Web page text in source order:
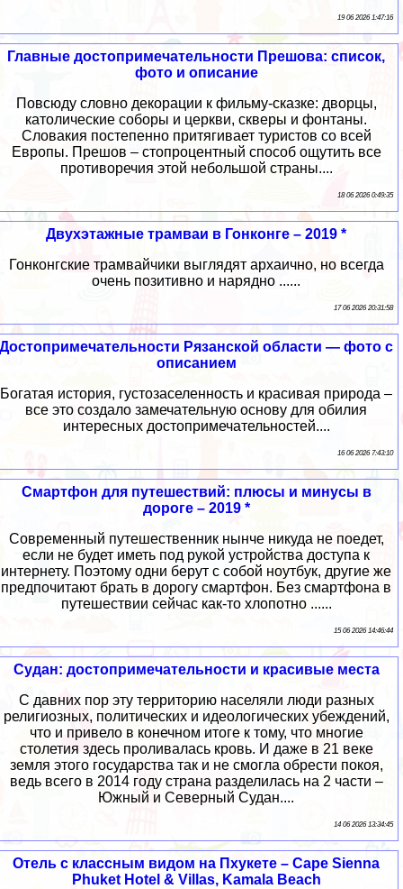
19 06 2026 1:47:16
Главные достопримечательности Прешова: список,
фото и описание
Повсюду словно декорации к фильму-сказке: дворцы,
католические соборы и церкви, скверы и фонтаны.
Словакия постепенно притягивает туристов со всей
Европы. Прешов – стопроцентный способ ощутить все
противоречия этой небольшой страны....
18 06 2026 0:49:35
Двухэтажные трамваи в Гонконге – 2019 *
Гонконгские трамвайчики выглядят архаично, но всегда
очень позитивно и нарядно ......
17 06 2026 20:31:58
Достопримечательности Рязанской области — фото с
описанием
Богатая история, густозаселенность и красивая природа –
все это создало замечательную основу для обилия
интересных достопримечательностей....
16 06 2026 7:43:10
Смартфон для путешествий: плюсы и минусы в
дороге – 2019 *
Современный путешественник нынче никуда не поедет,
если не будет иметь под рукой устройства доступа к
интернету. Поэтому одни берут с собой ноутбук, другие же
предпочитают брать в дорогу смартфон. Без смартфона в
путешествии сейчас как-то хлопотно ......
15 06 2026 14:46:44
Судан: достопримечательности и красивые места
С давних пор эту территорию населяли люди разных
религиозных, политических и идеологических убеждений,
что и привело в конечном итоге к тому, что многие
столетия здесь проливалась кровь. И даже в 21 веке
земля этого государства так и не смогла обрести покоя,
ведь всего в 2014 году страна разделилась на 2 части –
Южный и Северный Судан....
14 06 2026 13:34:45
Отель с классным видом на Пхукете – Cape Sienna
Phuket Hotel & Villas, Kamala Beach